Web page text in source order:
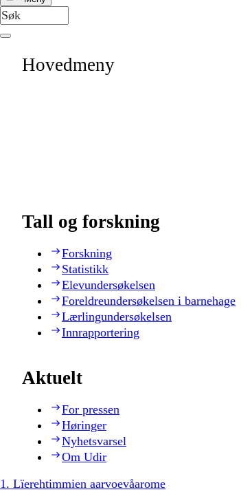
Hovedmeny
Tall og forskning
Forskning
Statistikk
Elevundersøkelsen
Foreldreundersøkelsen i barnehage
Lærlingundersøkelsen
Innrapportering
Aktuelt
For pressen
Høringer
Nyhetsvarsel
Om Udir
1. Lïerehtimmien aarvoevåarome